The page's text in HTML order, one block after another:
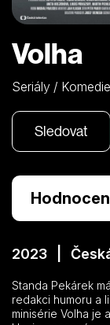
Volha
Seriály / Komedie
Sledovat
2023 |
Standa Pekárek
redakci humoru a
minisérie Volha je